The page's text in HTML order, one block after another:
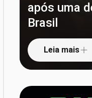
após uma
Brasil
Leia mais